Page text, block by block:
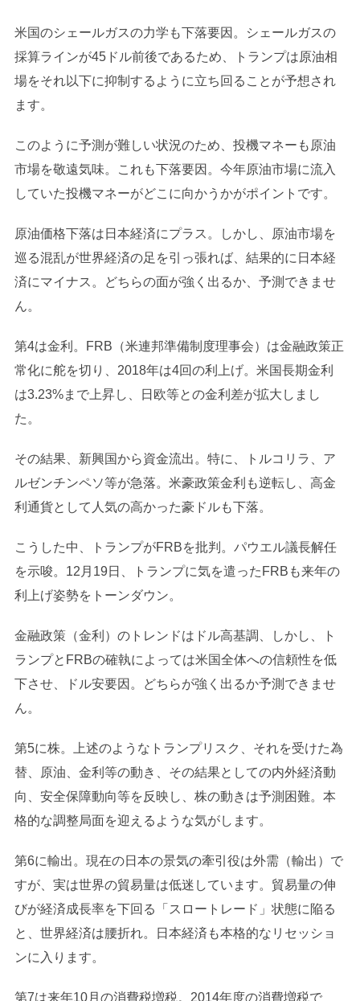
米国のシェールガスの力学も下落要因。シェールガスの
採算ラインが45ドル前後であるため、トランプは原油相
場をそれ以下に抑制するように立ち回ることが予想され
ます。
このように予測が難しい状況のため、投機マネーも原油
市場を敬遠気味。これも下落要因。今年原油市場に流入
していた投機マネーがどこに向かうかがポイントです。
原油価格下落は日本経済にプラス。しかし、原油市場を
巡る混乱が世界経済の足を引っ張れば、結果的に日本経
済にマイナス。どちらの面が強く出るか、予測できませ
ん。
第4は金利。FRB（米連邦準備制度理事会）は金融政策正
常化に舵を切り、2018年は4回の利上げ。米国長期金利
は3.23%まで上昇し、日欧等との金利差が拡大しまし
た。
その結果、新興国から資金流出。特に、トルコリラ、ア
ルゼンチンペソ等が急落。米豪政策金利も逆転し、高金
利通貨として人気の高かった豪ドルも下落。
こうした中、トランプがFRBを批判。パウエル議長解任
を示唆。12月19日、トランプに気を遣ったFRBも来年の
利上げ姿勢をトーンダウン。
金融政策（金利）のトレンドはドル高基調、しかし、ト
ランプとFRBの確執によっては米国全体への信頼性を低
下させ、ドル安要因。どちらが強く出るか予測できませ
ん。
第5に株。上述のようなトランプリスク、それを受けた為
替、原油、金利等の動き、その結果としての内外経済動
向、安全保障動向等を反映し、株の動きは予測困難。本
格的な調整局面を迎えるような気がします。
第6に輸出。現在の日本の景気の牽引役は外需（輸出）で
すが、実は世界の貿易量は低迷しています。貿易量の伸
びが経済成長率を下回る「スロートレード」状態に陥る
と、世界経済は腰折れ。日本経済も本格的なリセッショ
ンに入ります。
第7は来年10月の消費税増税。2014年度の消費増税で